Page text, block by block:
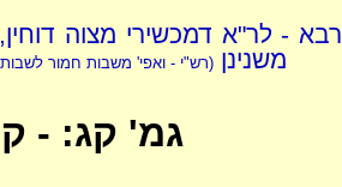
רבא - לר"א דמכשירי מצוה
משנינן(רש"י - ואפי' משבות חמור
גמ' קג: -